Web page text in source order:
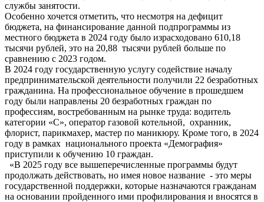
службы занятости.
Особенно хочется отметить, что несмотря на дефицит
бюджета, на финансирование данной подпрограммы из
местного бюджета в 2024 году было израсходовано 610,18
тысячи рублей, это на 20,88 тысячи рублей больше по
сравнению с 2023 годом.
В 2024 году государственную услугу содействие началу
предпринимательской деятельности получили 22 безработных
гражданина. На профессиональное обучение в прошедшем
году были направлены 20 безработных граждан по
профессиям, востребованным на рынке труда: водитель
категории «С», оператор газовой котельной, охранник,
флорист, парикмахер, мастер по маникюру. Кроме того, в 2024
году в рамках национального проекта «Демография»
приступили к обучению 10 граждан.
«В 2025 году все вышеперечисленные программы будут
продолжать действовать, но имея новое название - это меры
государственной поддержки, которые назначаются гражданам
на основании пройденного ими профилирования и вносятся в